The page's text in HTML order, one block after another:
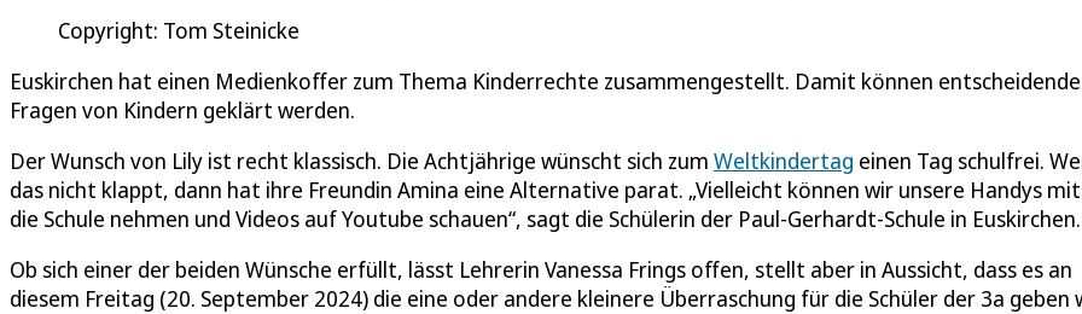
Copyright: Tom Steinicke
Euskirchen hat einen Medienkoffer zum Thema Kinderrechte zusammengestellt. Damit können entscheidende
Fragen von Kindern geklärt werden.
Der Wunsch von Lily ist recht klassisch. Die Achtjährige wünscht sich zum Weltkindertag einen Tag schulfrei.
das nicht klappt, dann hat ihre Freundin Amina eine Alternative parat. „Vielleicht können wir unsere Handys
die Schule nehmen und Videos auf Youtube schauen“, sagt die Schülerin der Paul-Gerhardt-Schule in Euskirchen.
Ob sich einer der beiden Wünsche erfüllt, lässt Lehrerin Vanessa Frings offen, stellt aber in Aussicht, dass es an
diesem Freitag (20. September 2024) die eine oder andere kleinere Überraschung für die Schüler der 3a geben